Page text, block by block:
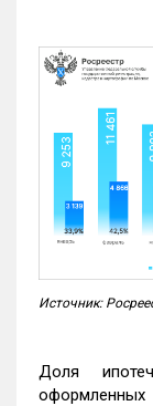
Источник:
Доля
оформленных